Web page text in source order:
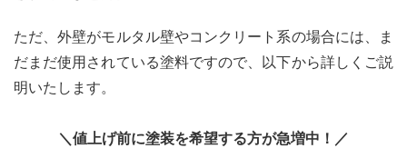
弾性
塗料
の仕
上げ
方
4.1
ただ、外壁がモルタル壁やコンクリート系の場合には、ま
だまだ使用されている塗料ですので、以下から詳しくご説
明いたします。
＼値上げ前に塗装を希望する方が急増中！／